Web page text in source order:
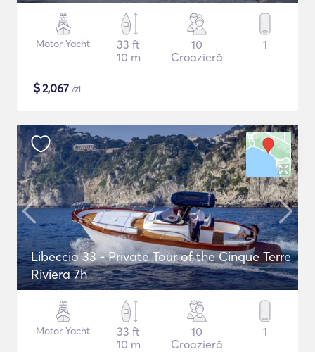
Motor Yacht
33 ft
10 m
10
Croazieră
1
$2,067 /zi
Libeccio 33 - Private Tour of the Cinque Terre
Riviera 7h
Motor Yacht
33 ft
10 m
10
Croazieră
1